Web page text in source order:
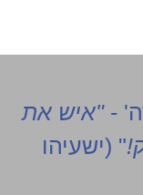
-"איש את
" (ישעיהו